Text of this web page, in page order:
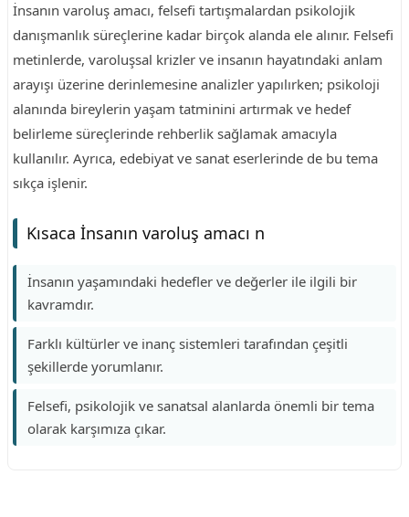
İnsanın varoluş amacı, felsefi tartışmalardan psikolojik
danışmanlık süreçlerine kadar birçok alanda ele alınır. Felsefi
metinlerde, varoluşsal krizler ve insanın hayatındaki anlam
arayışı üzerine derinlemesine analizler yapılırken; psikoloji
alanında bireylerin yaşam tatminini artırmak ve hedef
belirleme süreçlerinde rehberlik sağlamak amacıyla
kullanılır. Ayrıca, edebiyat ve sanat eserlerinde de bu tema
sıkça işlenir.
Kısaca İnsanın varoluş amacı n
İnsanın yaşamındaki hedefler ve değerler ile ilgili bir
kavramdır.
Farklı kültürler ve inanç sistemleri tarafından çeşitli
şekillerde yorumlanır.
Felsefi, psikolojik ve sanatsal alanlarda önemli bir tema
olarak karşımıza çıkar.